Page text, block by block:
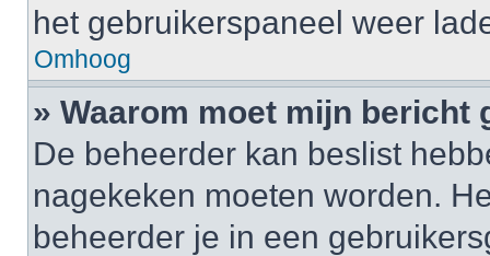
het gebruikerspaneel weer
Omhoog
» Waarom moet mijn bericht
De beheerder kan beslist
nagekeken moeten worden.
beheerder je in een